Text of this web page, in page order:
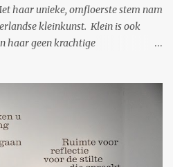
haar unieke, omfloerste stem nam
kleinkunst. Klein is ook
haar geen krachtige
zingt ze vooral over haar
ze steeds op zoek is omdat ze v
heeft. Ik herinner me dat toen